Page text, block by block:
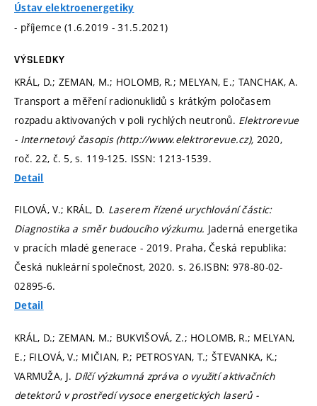
Ústav elektroenergetiky
- příjemce (1.6.2019 - 31.5.2021)
VÝSLEDKY
KRÁL, D.; ZEMAN, M.; HOLOMB, R.; MELYAN, E.; TANCHAK, A.
Transport a měření radionuklidů s krátkým poločasem
rozpadu aktivovaných v poli rychlých neutronů. Elektrorevue
- Internetový časopis (http://www.elektrorevue.cz), 2020,
roč. 22, č. 5,s. 119-125. ISSN: 1213-1539.
Detail
FILOVÁ, V.; KRÁL, D. Laserem řízené urychlování částic:
Diagnostika a směr budoucího výzkumu. Jaderná energetika
v pracích mladé generace - 2019. Praha, Česká republika:
Česká nukleární společnost, 2020. s. 26.ISBN: 978-80-02-
02895-6.
Detail
KRÁL, D.; ZEMAN, M.; BUKVIŠOVÁ, Z.; HOLOMB, R.; MELYAN,
E.; FILOVÁ, V.; MIČIAN, P.; PETROSYAN, T.; ŠTEVANKA, K.;
VARMUŽA, J. Dílčí výzkumná zpráva o využití aktivačních
detektorů v prostředí vysoce energetických laserů -